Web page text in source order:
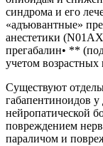
синдрома и его
«адъювантные»
анестетики
прегабалин• **
учетом
Существуют
габапентиноидов
нейропатической
повреждением
параличом и